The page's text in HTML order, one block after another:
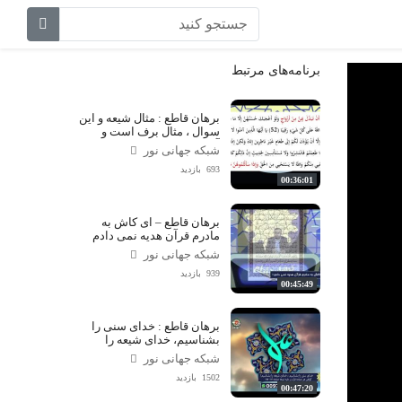
برنامه‌های مرتبط
00:36:01
برهان قاطع : مثال شیعه و این
سوال ، مثال برف است و
آفتاب تابستان !!
شبکه جهانی نور
693 بازدید
00:45:49
برهان قاطع – ای کاش به
مادرم قرآن هدیه نمی دادم
شبکه جهانی نور
939 بازدید
00:47:20
برهان قاطع : خدای سنی را
بشناسیم، خدای شیعه را
بشناسیم!
شبکه جهانی نور
1502 بازدید